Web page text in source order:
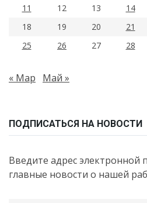
11
12 13 14
18
19 20 21
25
26 27 28
« Мар Май »
ПОДПИСАТЬСЯ НА НОВОСТИ
Введите адрес электронной
главные новости о нашей